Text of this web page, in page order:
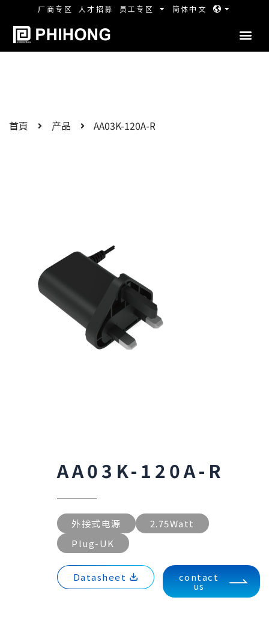
厂商专区 人才招募 员工专区 简体中文
首頁 产品 AA03K-120A-R
AA03K-120A-R
外接式电源
2.75Watt
Plug-UK
Datasheet contact
us